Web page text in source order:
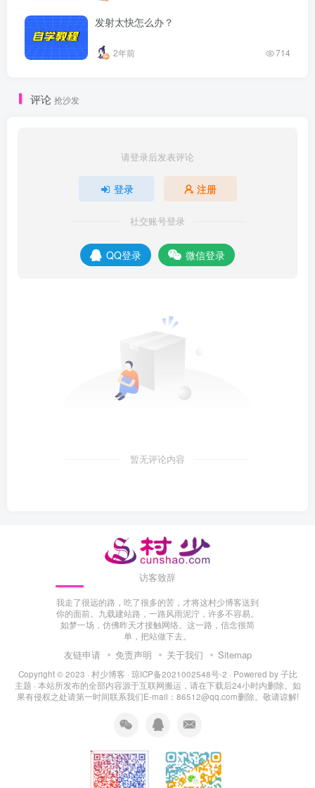
发射太快怎么办？
2年前 714
评论 抢沙发
请登录后发表评论
登录 注册
社交账号登录
QQ登录 微信登录
暂无评论内容
访客致辞
我走了很远的路，吃了很多的苦，才将这村少博客送到
你的面前。九载建站路，一路风雨泥泞，许多不容易。
如梦一场，仿佛昨天才接触网络。这一路，信念很简
单，把站做下去。
友链申请 免责声明 关于我们 Sitemap
Copyright © 2023 · 村少博客 · 琼ICP备2021002548号-2 · Powered by子比
主题 · 本站所发布的全部内容源于互联网搬运，请在下载后24小时内删除。如
果有侵权之处请第一时间联系我们E-mail：86512@qq.com删除。敬请谅解!